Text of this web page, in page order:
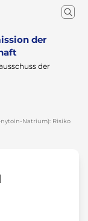
der
der
Natrium): Risiko